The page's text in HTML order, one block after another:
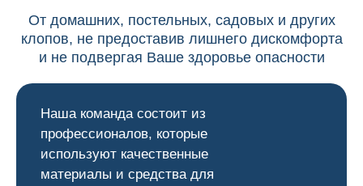
От домашних, постельных, садовых и других
клопов, не предоставив лишнего дискомфорта
и не подвергая Ваше здоровье опасности
Наша команда состоит из
профессионалов, которые
используют качественные
материалы и средства для